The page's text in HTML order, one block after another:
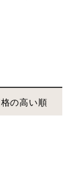
の高い順